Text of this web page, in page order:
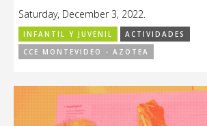
Saturday, December 3, 2022.
INFANTIL Y JUVENIL
ACTIVIDADES
CCE MONTEVIDEO - AZOTEA